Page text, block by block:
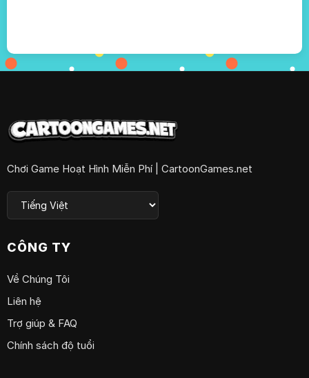
Chơi Game Hoạt Hình Miễn Phí | CartoonGames.net
CÔNG TY
Về Chúng Tôi
Liên hệ
Trợ giúp & FAQ
Chính sách độ tuổi